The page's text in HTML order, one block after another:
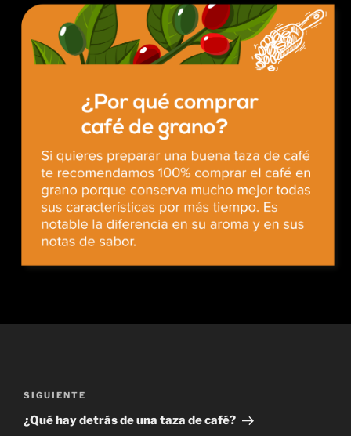
de
entradas
Siguiente
entrada
SIGUIENTE
¿Qué hay detrás de una taza de café?